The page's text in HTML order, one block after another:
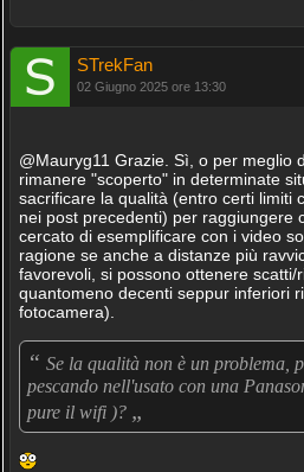
STrekFan
02 Giugno 2025 ore 13:30
@Mauryg11 Grazie. Sì, o per meglio
rimanere "scoperto" in determinate
sacrificare la qualità (entro certi limiti
nei post precedenti) per raggiungere
cercato di esemplificare con i video
ragione se anche a distanze più
favorevoli, si possono ottenere
quantomeno decenti seppur inferiori
fotocamera).
“ Se la qualità non è un problema,
pescando nell'usato con una
pure il wifi )? „